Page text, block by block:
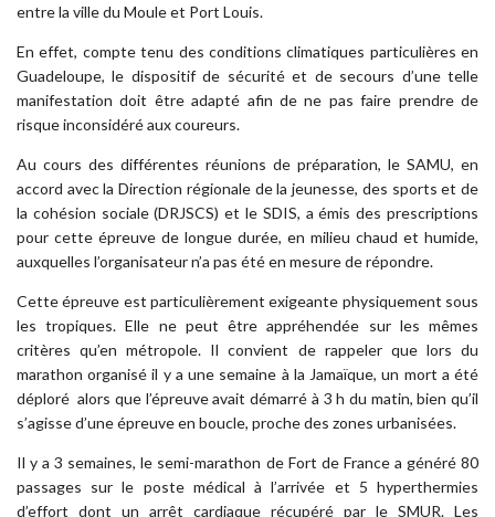
entre la ville du Moule et Port Louis.
En effet, compte tenu des conditions climatiques particulières en
Guadeloupe, le dispositif de sécurité et de secours d’une telle
manifestation doit être adapté afin de ne pas faire prendre de
risque inconsidéré aux coureurs.
Au cours des différentes réunions de préparation, le SAMU, en
accord avec la Direction régionale de la jeunesse, des sports et de
la cohésion sociale (DRJSCS) et le SDIS, a émis des prescriptions
pour cette épreuve de longue durée, en milieu chaud et humide,
auxquelles l’organisateur n’a pas été en mesure de répondre.
Cette épreuve est particulièrement exigeante physiquement sous
les tropiques. Elle ne peut être appréhendée sur les mêmes
critères qu’en métropole. Il convient de rappeler que lors du
marathon organisé il y a une semaine à la Jamaïque, un mort a été
déploré alors que l’épreuve avait démarré à 3 h du matin, bien qu’il
s’agisse d’une épreuve en boucle, proche des zones urbanisées.
Il y a 3 semaines, le semi-marathon de Fort de France a généré 80
passages sur le poste médical à l’arrivée et 5 hyperthermies
d’effort dont un arrêt cardiaque récupéré par le SMUR. Les